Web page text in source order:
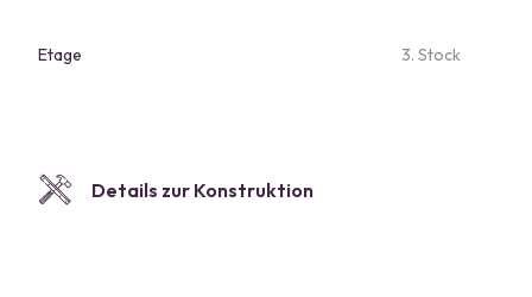
Etage 3. Stock
Details zur Konstruktion